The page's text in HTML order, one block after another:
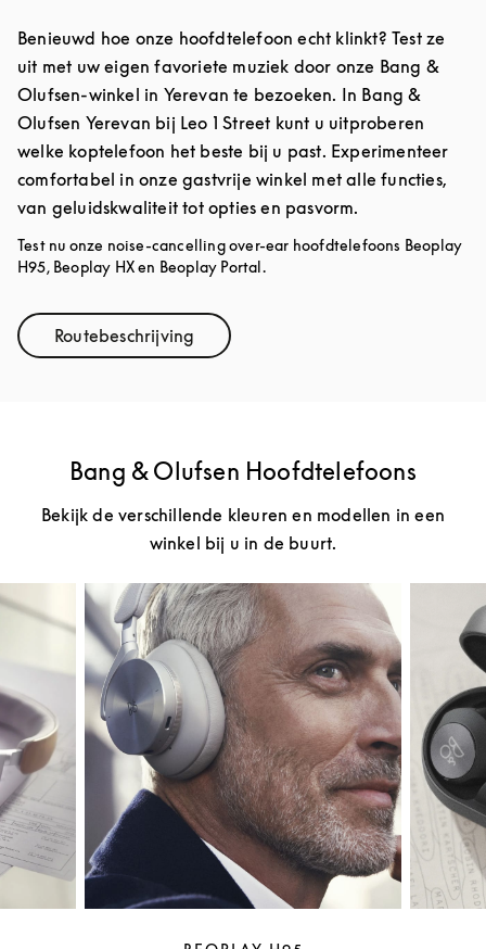
Benieuwd hoe onze hoofdtelefoon echt klinkt? Test ze
uit met uw eigen favoriete muziek door onze Bang &
Olufsen-winkel in Yerevan te bezoeken. In Bang &
Olufsen Yerevan bij Leo 1 Street kunt u uitproberen
welke koptelefoon het beste bij u past. Experimenteer
comfortabel in onze gastvrije winkel met alle functies,
van geluidskwaliteit tot opties en pasvorm.
Test nu onze noise-cancelling over-ear hoofdtelefoons Beoplay
H95, Beoplay HX en Beoplay Portal.
RoutebeschrijvingLink Opens in New Tab
Bang & Olufsen Hoofdtelefoons
Bekijk de verschillende kleuren en modellen in een
winkel bij u in de buurt.